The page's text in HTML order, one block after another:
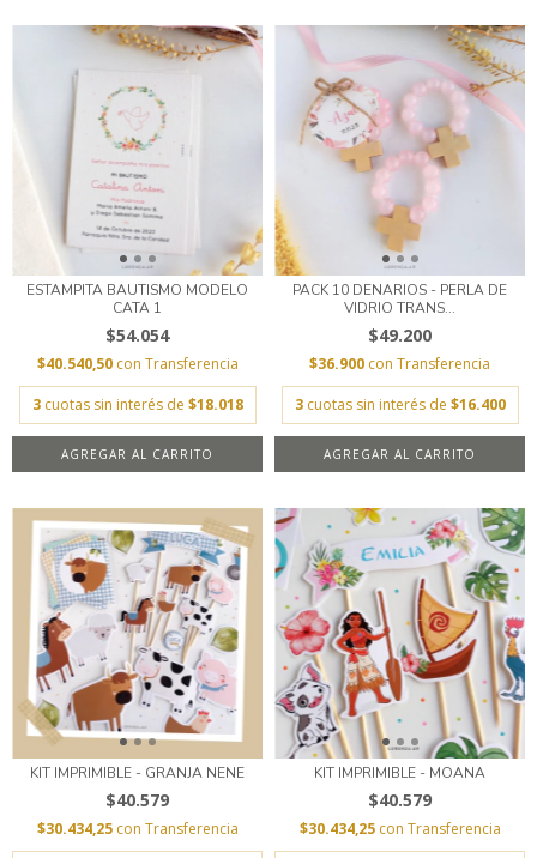
ESTAMPITA BAUTISMO MODELO
CATA 1
$54.054
$40.540,50 con Transferencia
3 cuotas sin interés de $18.018
AGREGAR AL CARRITO
PACK 10 DENARIOS - PERLA DE
VIDRIO TRANS...
$49.200
$36.900 con Transferencia
3 cuotas sin interés de $16.400
KIT IMPRIMIBLE - GRANJA NENE
$40.579
$30.434,25 con Transferencia
KIT IMPRIMIBLE - MOANA
$40.579
$30.434,25 con Transferencia